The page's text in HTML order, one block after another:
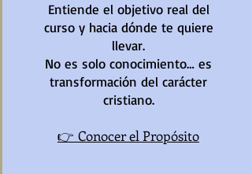
Entiende el objetivo real del
curso y hacia dónde te quiere
llevar.
No es solo conocimiento… es
transformación del carácter
cristiano.
👉 Conocer el Propósito